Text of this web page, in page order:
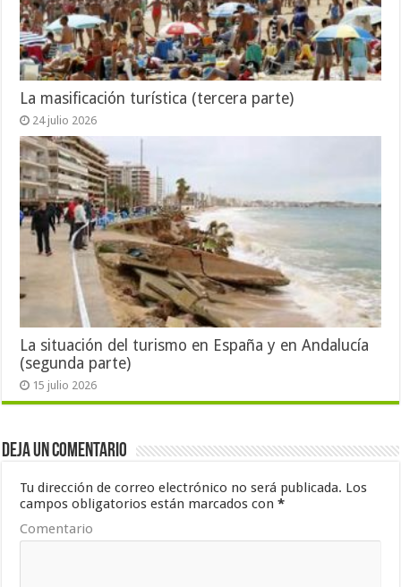
La masificación turística (tercera parte)
24 julio 2026
La situación del turismo en España y en Andalucía
(segunda parte)
15 julio 2026
Deja un comentario
Tu dirección de correo electrónico no será publicada. Los
campos obligatorios están marcados con*
Comentario